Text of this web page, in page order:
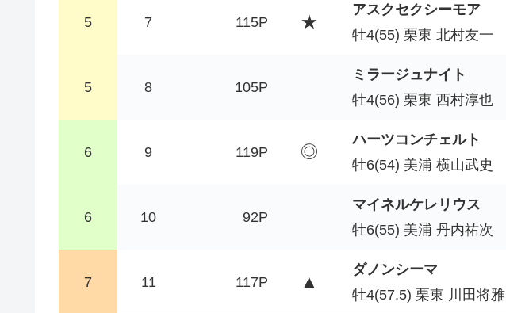
5 7 115P ★
アスクセクシーモア
牡4(55) 栗東 北村友一
5 8 105P
ミラージュナイト
牡4(56) 栗東 西村淳也
6 9 119P ◎
ハーツコンチェルト
牡6(54) 美浦 横山武史
6 10 92P
マイネルケレリウス
牡6(55) 美浦 丹内祐次
7 11 117P ▲
ダノンシーマ
牡4(57.5) 栗東 川田将雅